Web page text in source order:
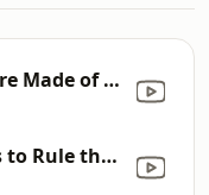
Sweet Dreams (Are Made of This)
Everybody Wants to Rule the World